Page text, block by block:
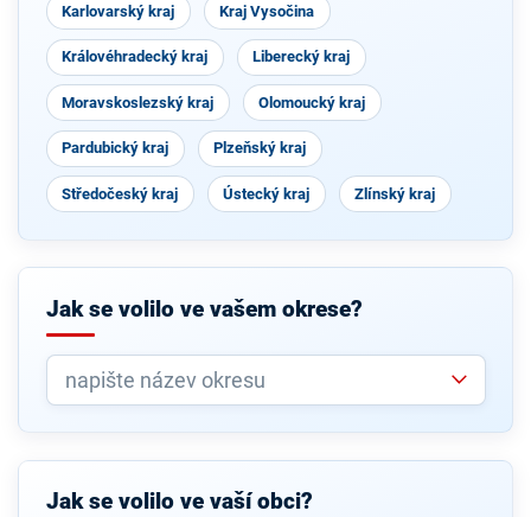
Karlovarský kraj Kraj Vysočina
Královéhradecký kraj Liberecký kraj
Moravskoslezský kraj Olomoucký kraj
Pardubický kraj Plzeňský kraj
Středočeský kraj Ústecký kraj Zlínský kraj
Jak se volilo ve vašem okrese?
Jak se volilo ve vaší obci?